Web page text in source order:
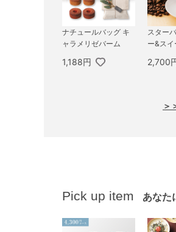
ナチュールバッグ キ
ャラメリゼバーム
1,188円
スター
ー&ス
2,700
＞
Pick up item あなた